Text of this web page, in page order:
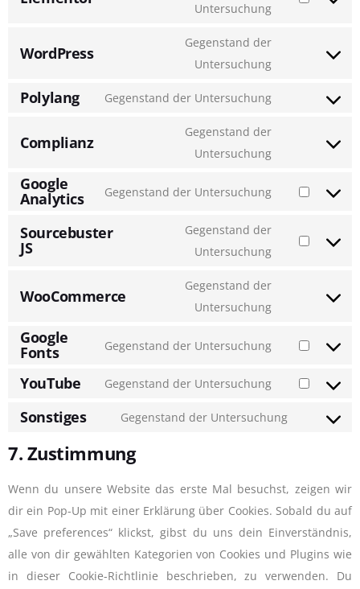
Untersuchung
WordPress
Gegenstand der
Untersuchung
Polylang Gegenstand der Untersuchung
Complianz
Gegenstand der
Untersuchung
Google
Analytics Gegenstand der Untersuchung
Sourcebuster
JS
Gegenstand der
Untersuchung
WooCommerce
Gegenstand der
Untersuchung
Google
Fonts Gegenstand der Untersuchung
YouTube Gegenstand der Untersuchung
Sonstiges Gegenstand der Untersuchung
7. Zustimmung
Wenn du unsere Website das erste Mal besuchst, zeigen wir
dir ein Pop-Up mit einer Erklärung über Cookies. Sobald du auf
„Save preferences“ klickst, gibst du uns dein Einverständnis,
alle von dir gewählten Kategorien von Cookies und Plugins wie
in dieser Cookie-Richtlinie beschrieben, zu verwenden. Du